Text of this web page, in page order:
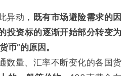
异动， 既有市场避险需求的因
投资标的逐渐开始部分转变为
币”的原因。
数量、汇率不断变化的各国货